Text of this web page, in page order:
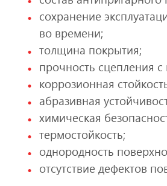
сохранение
во времени;
толщина покрытия;
прочность сцепления
коррозионная
абразивная
химическая
термостойкость;
однородность
отсутствие дефектов